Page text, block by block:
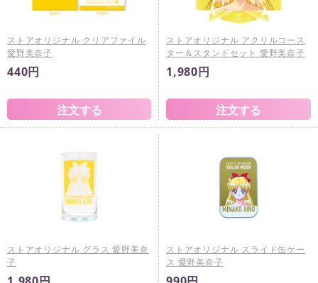
ストアオリジナル クリアファイル
愛野美奈子
440円
ストアオリジナル アクリルコース
ター＆スタンドセット 愛野美奈子
1,980円
ストアオリジナル グラス 愛野美奈
子
ストアオリジナル スライド缶ケー
ス 愛野美奈子